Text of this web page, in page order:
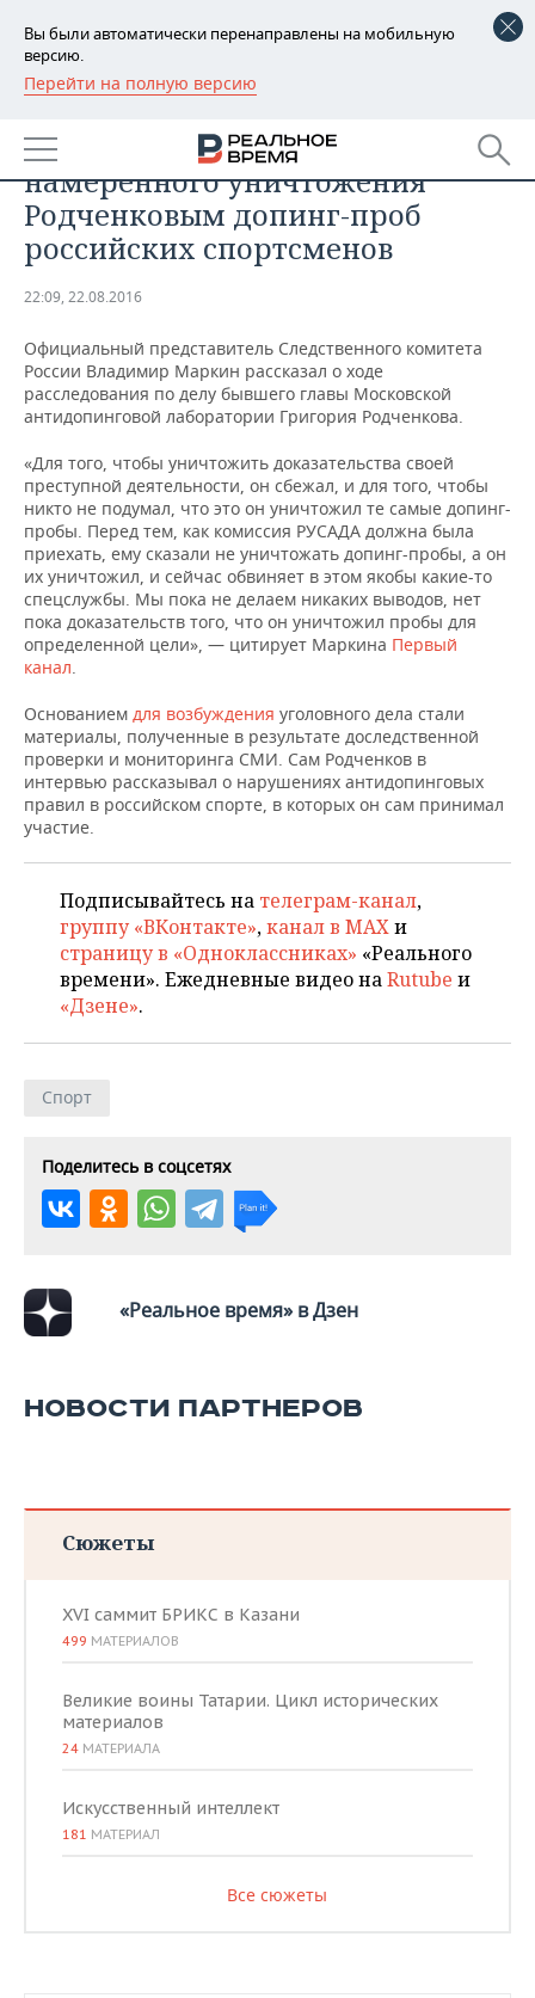
Вы были автоматически перенаправлены на мобильную
версию.
Перейти на полную версию
РЕГИОНЫ
БАШКОРТОСТАН
ТАТАРСТАН
УДМУРТИЯ
НОВОСТИ
АНАЛИТИКА
НОВОСТИ АНАЛИТИКИ
ДЕКЛАРАЦИИ О ДОХОДАХ
КОРОЛИ ГОСЗАКАЗА ПФО
ВУЗЫ ТАТАРСТАНА
КОМУ ПРИНАДЛЕЖАТ
ТОРГОВЫЕ ЦЕНТРЫ
ТАТАРСТАНА
ЭКОНОМИКА
НОВОСТИ ЭКОНОМИКИ
ФИНАНСЫ
БАНКИ
БЮДЖЕТ
ИНВЕСТИЦИИ
ПРОМЫШЛЕННОСТЬ
НОВОСТИ
ПРОМЫШЛЕННОСТИ
АГРОПРОМ
МАШИНОСТРОЕНИЕ
НЕФТЕХИМИЯ
НЕФТЬ
ОПК
ЭНЕРГЕТИКА
НЕДВИЖИМОСТЬ
НОВОСТИ НЕДВИЖИМОСТИ
АВТО
НОВОСТИ АВТО
БИЗНЕС
НОВОСТИ БИЗНЕСА
РОЗНИЧНАЯ ТОРГОВЛЯ
ТРАНСПОРТ
ТЕХНОЛОГИИ
НОВОСТИ ТЕХНОЛОГИЙ
IT
ТЕЛЕКОММУНИКАЦИИ
МЕРОПРИЯТИЯ
НОВОСТИ МЕРОПРИЯТИЙ
БИЗНЕС-БРАНЧИ
ONLINE-КОНФЕРЕНЦИИ
СПОРТ
ФУТБОЛ
ХОККЕЙ
ВОЛЕЙБОЛ
КИБЕРСПОРТ
ФИГУРНОЕ КАТАНИЕ
НОВОСТИ ОБЩЕСТВА
ВЛАСТЬ
ИСТОРИЯ
КУЛЬТУРА
МЕДИЦИНА
ФОТОГАЛЕРЕЯ
СЮЖЕТЫ
СПИСОК ПЕРСОН
СПИСОК КОМПАНИЙ
ПОЛНАЯ ВЕРСИЯ
СК ищет доказательства
намеренного уничтожения
Родченковым допинг-проб
российских спортсменов
22:09, 22.08.2016
Официальный представитель Следственного комитета
России Владимир Маркин рассказал о ходе
расследования по делу бывшего главы Московской
антидопинговой лаборатории Григория Родченкова.
«Для того, чтобы уничтожить доказательства своей
преступной деятельности, он сбежал, и для того, чтобы
никто не подумал, что это он уничтожил те самые допинг-
пробы. Перед тем, как комиссия РУСАДА должна была
приехать, ему сказали не уничтожать допинг-пробы, а он
их уничтожил, и сейчас обвиняет в этом якобы какие-то
спецслужбы. Мы пока не делаем никаких выводов, нет
пока доказательств того, что он уничтожил пробы для
определенной цели», — цитирует Маркина Первый
канал.
Основанием для возбуждения уголовного дела стали
материалы, полученные в результате доследственной
проверки и мониторинга СМИ. Сам Родченков в
интервью рассказывал о нарушениях антидопинговых
правил в российском спорте, в которых он сам принимал
участие.
Подписывайтесь на телеграм-канал,
группу «ВКонтакте»,канал в MAXи
страницу в «Одноклассниках» «Реального
времени». Ежедневные видео наRutube и
«Дзене».
Спорт
Поделитесь в соцсетях
«Реальное время» в Дзен
НОВОСТИ ПАРТНЕРОВ
Сюжеты
XVI саммит БРИКС в Казани
499 МАТЕРИАЛОВ
Великие воины Татарии. Цикл исторических
материалов
24 МАТЕРИАЛА
Искусственный интеллект
181 МАТЕРИАЛ
Все сюжеты